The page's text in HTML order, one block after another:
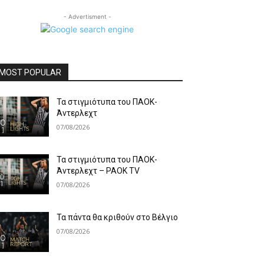
- Advertisment -
POPULAR
Τα στιγμιότυπα του ΠΑΟΚ-
Άντερλεχτ
07/08/2026
Τα στιγμιότυπα του ΠΑΟΚ-
Άντερλεχτ – PAOK TV
07/08/2026
Τα πάντα θα κριθούν στο Βέλγιο
07/08/2026